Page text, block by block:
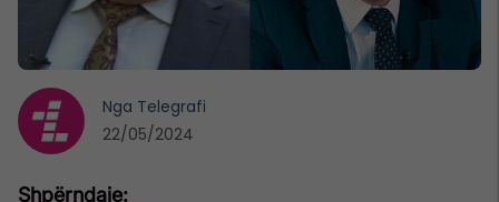
Nga Telegrafi
22/05/2024